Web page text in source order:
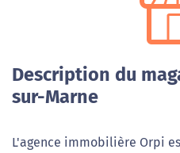
Description du
sur-Marne
L'agence immobilière Orpi